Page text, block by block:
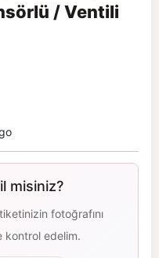
/ Ventili
misiniz?
fotoğrafını
kontrol edelim.